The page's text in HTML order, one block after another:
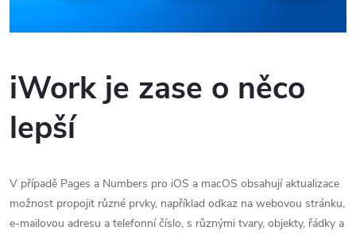
iWork je zase o něco
lepší
V případě Pages a Numbers pro iOS a macOS obsahují aktualizace
možnost propojit různé prvky, například odkaz na webovou stránku,
e-mailovou adresu a telefonní číslo, s různými tvary, objekty, řádky a